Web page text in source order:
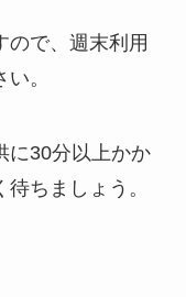
ので、週末利用
。
に30分以上かか
ちましょう。